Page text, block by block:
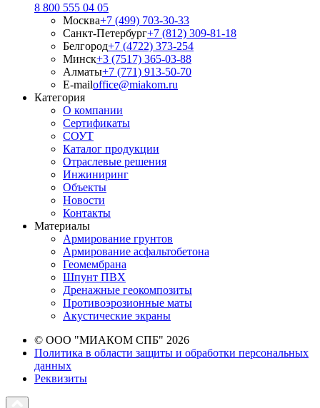
8 800 555 04 05
Москва+7 (499) 703-30-33
Санкт-Петербург+7 (812) 309-81-18
Белгород+7 (4722) 373-254
Минск+3 (7517) 365-03-88
Алматы+7 (771) 913-50-70
E-mailoffice@miakom.ru
Категория
О компании
Сертификаты
СОУТ
Каталог продукции
Отраслевые решения
Инжиниринг
Объекты
Новости
Контакты
Материалы
Армирование грунтов
Армирование асфальтобетона
Геомембрана
Шпунт ПВХ
Дренажные геокомпозиты
Противоэрозионные маты
Акустические экраны
© ООО "МИАКОМ СПБ" 2026
Политика в области защиты и обработки персональных
данных
Реквизиты